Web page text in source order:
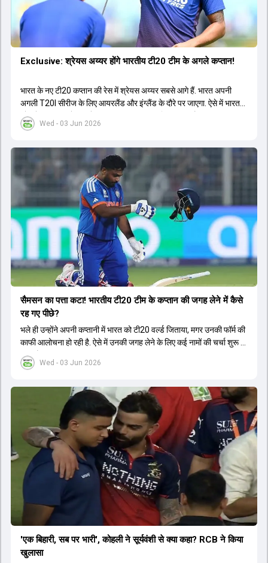
Wed - 03 Jun 2026
Exclusive: श्रेयस अय्यर होंगे भारतीय टी20 टीम के अगले कप्तान!
भारत के नए टी20 कप्तान की रेस में श्रेयस अय्यर सबसे आगे हैं. भारत अपनी
अगली T20I सीरीज के लिए आयरलैंड और इंग्लैंड के दौरे पर जाएगा. ऐसे में भारत
को श्रेयस अय्यर के रूप में एक नया T20I कप्तान मिल सकता है.
Wed - 03 Jun 2026
सैमसन का पत्ता कटा! भारतीय टी20 टीम के कप्तान की जगह लेने में कैसे
रह गए पीछे?
भले ही उन्होंने अपनी कप्तानी में भारत को टी20 वर्ल्ड जिताया, मगर उनकी फॉर्म की
काफी आलोचना हो रही है. ऐसे में उनकी जगह लेने के लिए कई नामों की चर्चा शुरू हो
चुकी है.
'एक बिहारी, सब पर भारी', कोहली ने सूर्यवंशी से क्या कहा? RCB ने किया
खुलासा